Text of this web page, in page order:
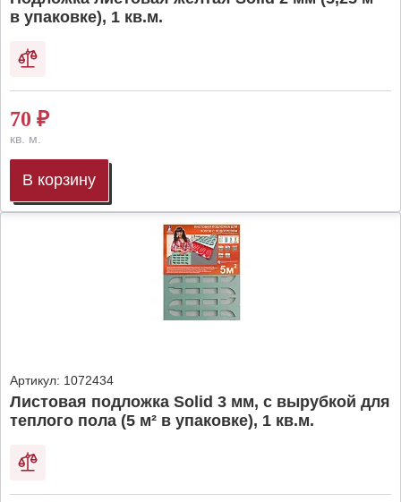
в упаковке), 1 кв.м.
70 ₽
кв. м.
В корзину
Артикул: 1072434
Листовая подложка Solid 3 мм, с вырубкой для
теплого пола (5 м² в упаковке), 1 кв.м.